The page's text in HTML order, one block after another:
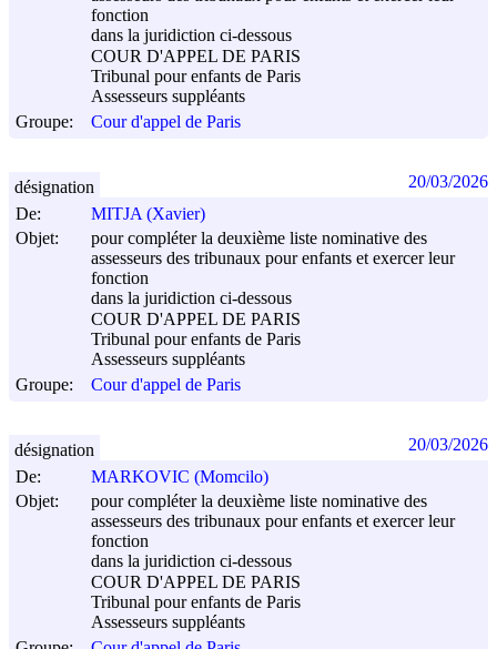
fonction
dans la juridiction ci-dessous
COUR D'APPEL DE PARIS
Tribunal pour enfants de Paris
Assesseurs suppléants
Groupe:
Cour d'appel de Paris
De:
MITJA (Xavier)
Objet:
pour compléter la deuxième liste nominative des
assesseurs des tribunaux pour enfants et exercer leur
fonction
dans la juridiction ci-dessous
COUR D'APPEL DE PARIS
Tribunal pour enfants de Paris
Assesseurs suppléants
Groupe:
Cour d'appel de Paris
désignation 20/03/2026
De:
MARKOVIC (Momcilo)
Objet:
pour compléter la deuxième liste nominative des
assesseurs des tribunaux pour enfants et exercer leur
fonction
dans la juridiction ci-dessous
COUR D'APPEL DE PARIS
Tribunal pour enfants de Paris
Assesseurs suppléants
désignation 20/03/2026